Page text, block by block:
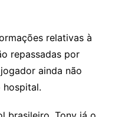
relativas à
repassadas por
ainda não